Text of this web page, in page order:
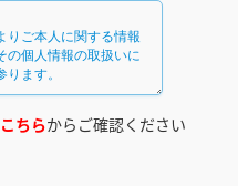
こちらからご確認ください